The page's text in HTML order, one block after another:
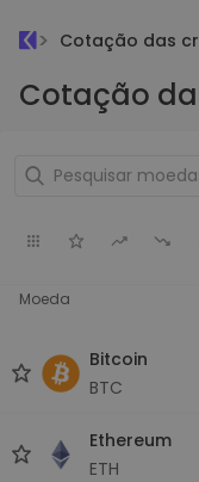
Cotação das
Cotação
Moeda
Bitcoin
BTC
Ethereum
ETH